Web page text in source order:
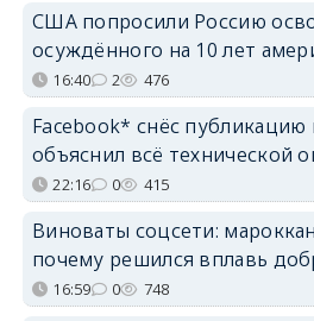
США попросили Россию
осуждённого на 10 лет
16:40 2 476
Facebook* снёс
объяснил всё технической
22:16 0 415
Виноваты соцсети:
почему решился вплавь
16:59 0 748